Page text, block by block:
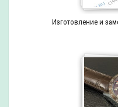
Изготовление и